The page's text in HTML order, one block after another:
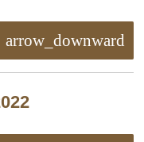
arrow_downward